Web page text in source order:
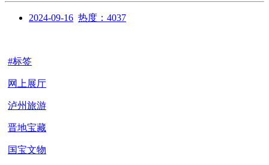
2024-09-16 热度：4037
#标签
网上展厅
泸州旅游
晋地宝藏
国宝文物